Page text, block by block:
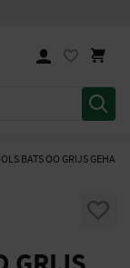
BATS OO GRIJS